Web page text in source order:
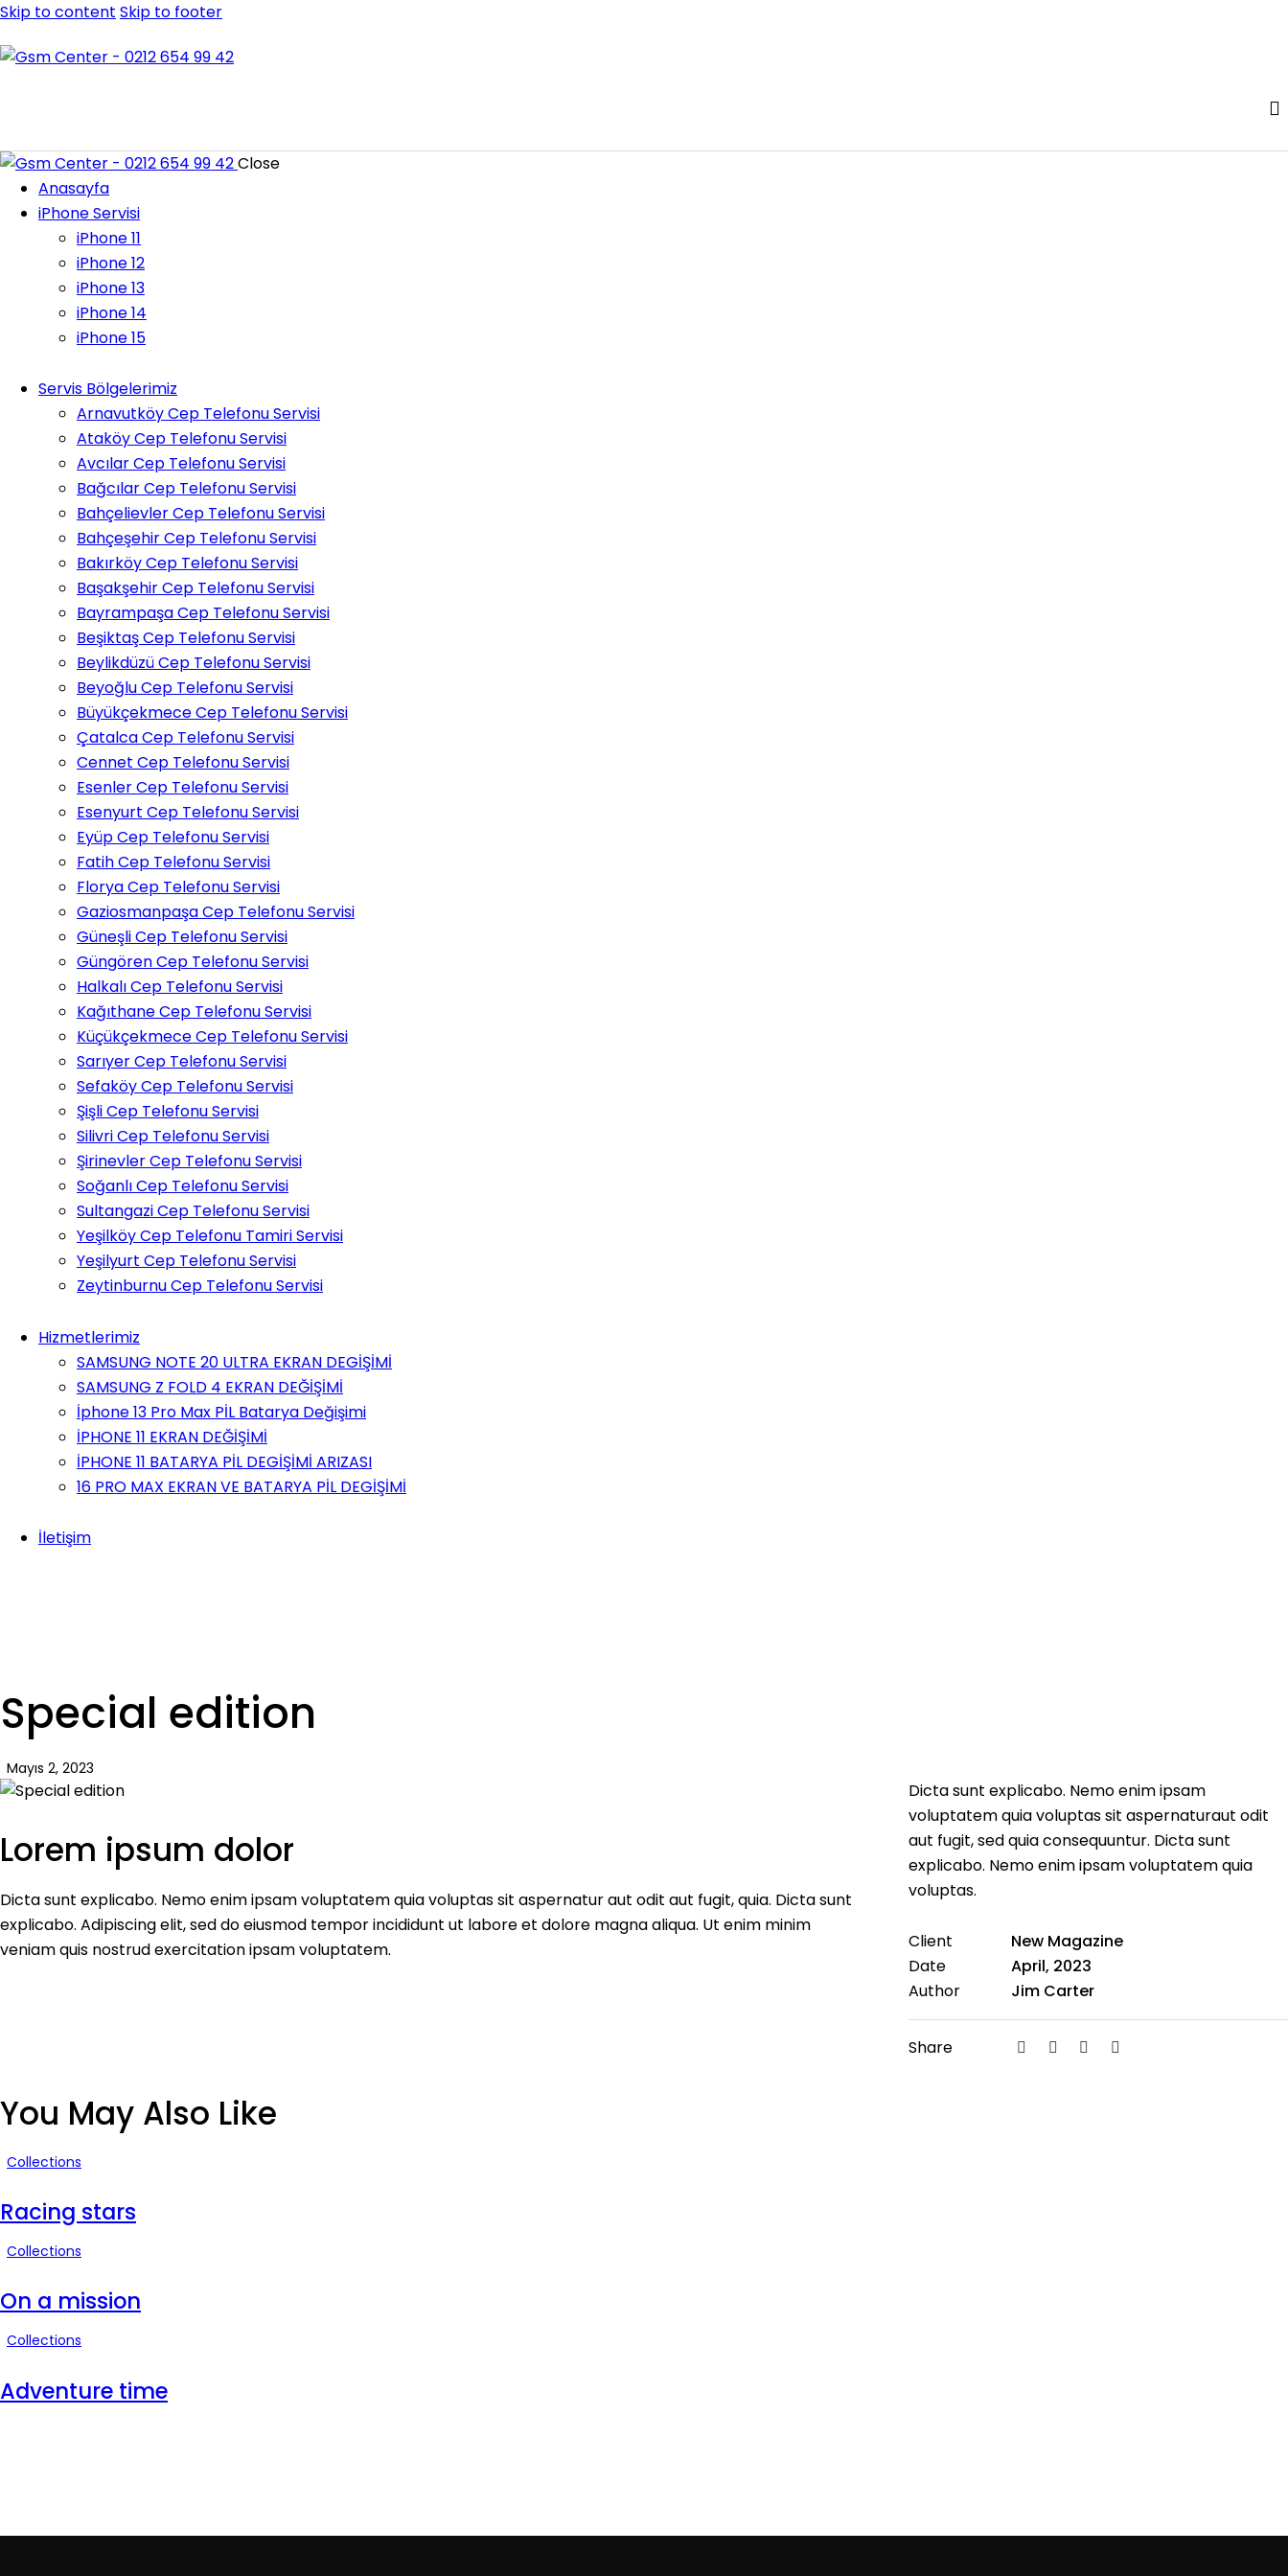
Skip to content Skip to footer
Close
Anasayfa
iPhone Servisi
iPhone 11
iPhone 12
iPhone 13
iPhone 14
iPhone 15
Servis Bölgelerimiz
Arnavutköy Cep Telefonu Servisi
Ataköy Cep Telefonu Servisi
Avcılar Cep Telefonu Servisi
Bağcılar Cep Telefonu Servisi
Bahçelievler Cep Telefonu Servisi
Bahçeşehir Cep Telefonu Servisi
Bakırköy Cep Telefonu Servisi
Başakşehir Cep Telefonu Servisi
Bayrampaşa Cep Telefonu Servisi
Beşiktaş Cep Telefonu Servisi
Beylikdüzü Cep Telefonu Servisi
Beyoğlu Cep Telefonu Servisi
Büyükçekmece Cep Telefonu Servisi
Çatalca Cep Telefonu Servisi
Cennet Cep Telefonu Servisi
Esenler Cep Telefonu Servisi
Esenyurt Cep Telefonu Servisi
Eyüp Cep Telefonu Servisi
Fatih Cep Telefonu Servisi
Florya Cep Telefonu Servisi
Gaziosmanpaşa Cep Telefonu Servisi
Güneşli Cep Telefonu Servisi
Güngören Cep Telefonu Servisi
Halkalı Cep Telefonu Servisi
Kağıthane Cep Telefonu Servisi
Küçükçekmece Cep Telefonu Servisi
Sarıyer Cep Telefonu Servisi
Sefaköy Cep Telefonu Servisi
Şişli Cep Telefonu Servisi
Silivri Cep Telefonu Servisi
Şirinevler Cep Telefonu Servisi
Soğanlı Cep Telefonu Servisi
Sultangazi Cep Telefonu Servisi
Yeşilköy Cep Telefonu Tamiri Servisi
Yeşilyurt Cep Telefonu Servisi
Zeytinburnu Cep Telefonu Servisi
Hizmetlerimiz
SAMSUNG NOTE 20 ULTRA EKRAN DEGİŞİMİ
SAMSUNG Z FOLD 4 EKRAN DEĞİŞİMİ
İphone 13 Pro Max PİL Batarya Değişimi
İPHONE 11 EKRAN DEĞİŞİMİ
İPHONE 11 BATARYA PİL DEGİŞİMİ ARIZASI
16 PRO MAX EKRAN VE BATARYA PİL DEGİŞİMİ
İletişim
Special edition
Mayıs 2, 2023
Lorem ipsum dolor
Dicta sunt explicabo. Nemo enim ipsam voluptatem quia voluptas sit aspernatur aut odit aut fugit, quia. Dicta sunt
explicabo. Adipiscing elit, sed do eiusmod tempor incididunt ut labore et dolore magna aliqua. Ut enim minim
veniam quis nostrud exercitation ipsam voluptatem.
Dicta sunt explicabo. Nemo enim ipsam
voluptatem quia voluptas sit aspernaturaut odit
aut fugit, sed quia consequuntur. Dicta sunt
explicabo. Nemo enim ipsam voluptatem quia
voluptas.
Client
New Magazine
Date
April, 2023
Author
Jim Carter
Share
You May Also Like
Collections
Racing stars
Collections
On a mission
Collections
Adventure time